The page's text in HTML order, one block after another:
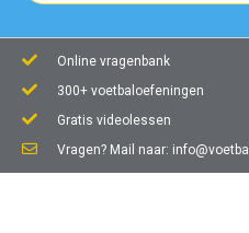
Online vragenbank
300+ voetbaloefeningen
Gratis videolessen
Vragen? Mail naar: